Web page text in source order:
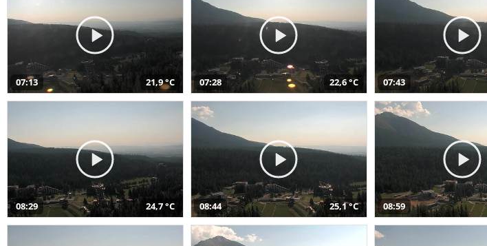
07:13 21,9 °C 07:28 22,6 °C 07:43
08:29 24,7 °C 08:44 25,1 °C 08:59